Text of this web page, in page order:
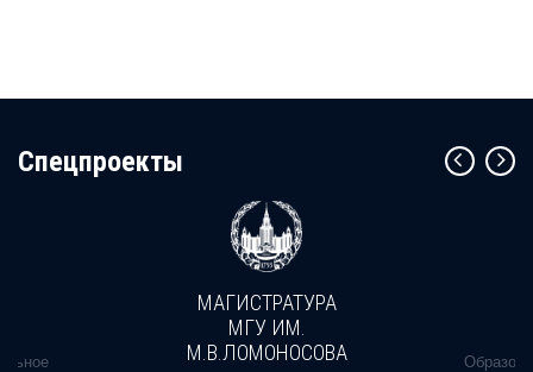
Cпецпроекты
МАГИСТРАТУРА
МГУ ИМ.
М.В.ЛОМОНОСОВА